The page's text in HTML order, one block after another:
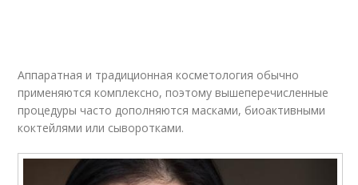
Аппаратная и традиционная косметология обычно
применяются комплексно, поэтому вышеперечисленные
процедуры часто дополняются масками, биоактивными
коктейлями или сыворотками.